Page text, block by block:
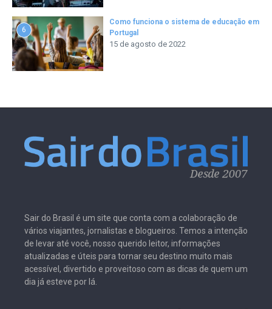
6
Como funciona o sistema de educação em
Portugal
15 de agosto de 2022
Sair do Brasil é um site que conta com a colaboração de
vários viajantes, jornalistas e blogueiros. Temos a intenção
de levar até você, nosso querido leitor, informações
atualizadas e úteis para tornar seu destino muito mais
acessível, divertido e proveitoso com as dicas de quem um
dia já esteve por lá.